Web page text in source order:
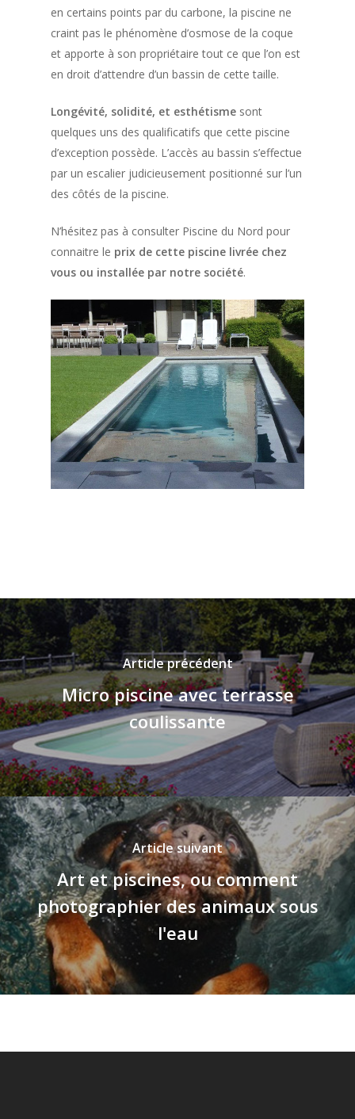
en certains points par du carbone, la piscine ne
craint pas le phénomène d’osmose de la coque
et apporte à son propriétaire tout ce que l’on est
en droit d’attendre d’un bassin de cette taille.
Longévité, solidité, et esthétisme sont
quelques uns des qualificatifs que cette piscine
d’exception possède. L’accès au bassin s’effectue
par un escalier judicieusement positionné sur l’un
des côtés de la piscine.
N’hésitez pas à consulter Piscine du Nord pour
connaitre le prix de cette piscine livrée chez
vous ou installée par notre société.
Article précédent
Micro piscine avec terrasse
coulissante
Article suivant
Art et piscines, ou comment
photographier des animaux sous
l'eau